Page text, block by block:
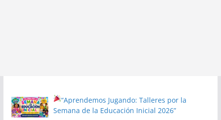
“Aprendemos Jugando: Talleres por la
Semana de la Educación Inicial 2026”